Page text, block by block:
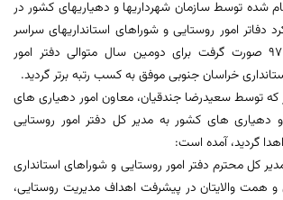
شده توسط سازمان شهرداریها و دهیاریهای کشور در
دفاتر امور روستایی و شوراهای استانداریهای سراسر
کشور که در مهرماه ۹۷ صورت گرفت برای دومین سال متوالی دفتر امور
خراسان جنوبی موفق به کسب رتبه برتر گردید.
که توسط سعیدرضا جندقیان، معاون امور دهیاری های
دهیاری های کشور به مدیر کل دفتر امور روستایی
گردید، آمده است:
کل محترم دفتر امور روستایی و شوراهای استانداری
و همت والایتان در پیشرفت اهداف مدیریت روستایی،